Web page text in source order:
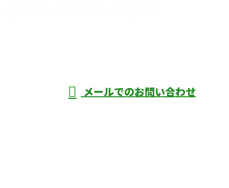
メールでのお問い合わせ